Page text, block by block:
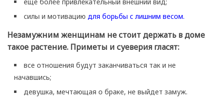
силы и мотивацию для борьбы с лишним весом.
Незамужним женщинам не стоит держать в доме
такое растение. Приметы и суеверия гласят:
все отношения будут заканчиваться так и не
начавшись;
девушка, мечтающая о браке, не выйдет замуж.